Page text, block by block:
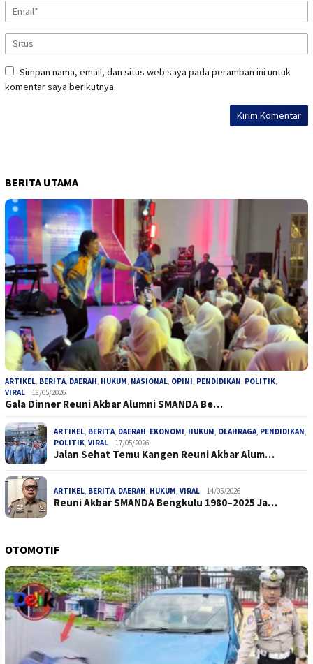
Simpan nama, email, dan situs web saya pada peramban ini untuk
komentar saya berikutnya.
BERITA UTAMA
ARTIKEL BERITA DAERAH HUKUM NASIONAL OPINI PENDIDIKAN POLITIK
VIRAL
18/05/2026
Gala Dinner Reuni Akbar Alumni SMANDA Be…
ARTIKEL BERITA DAERAH EKONOMI HUKUM OLAHRAGA PENDIDIKAN
POLITIK VIRAL 17/05/2026
Jalan Sehat Temu Kangen Reuni Akbar Alum…
ARTIKEL BERITA DAERAH HUKUM VIRAL 14/05/2026
Reuni Akbar SMANDA Bengkulu 1980–2025 Ja…
OTOMOTIF